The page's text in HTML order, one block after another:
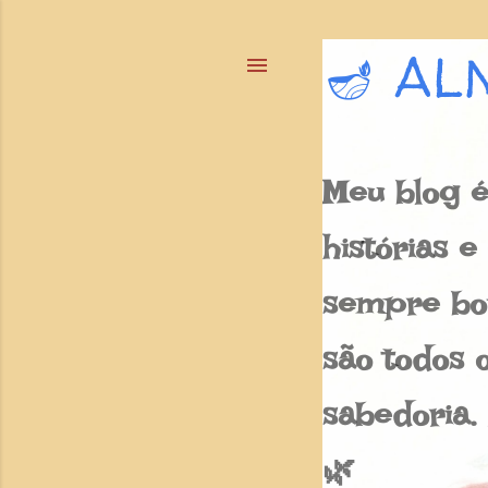
🪔
Meu blog
histórias e
sempre
são todos
🌿